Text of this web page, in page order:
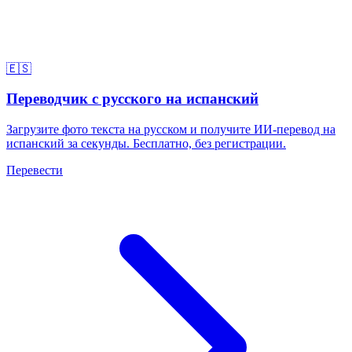
🇪🇸
Переводчик с русского на испанский
Загрузите фото текста на русском и получите ИИ-перевод на
испанский за секунды. Бесплатно, без регистрации.
Перевести